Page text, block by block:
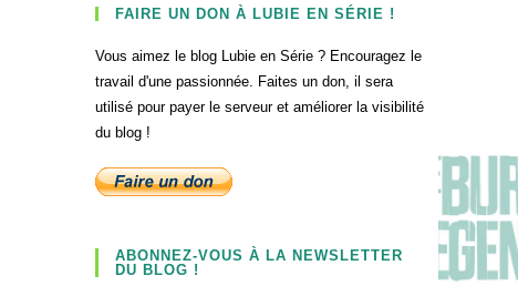
FAIRE UN DON À LUBIE EN SÉRIE !
Vous aimez le blog Lubie en Série ? Encouragez le
travail d'une passionnée. Faites un don, il sera
utilisé pour payer le serveur et améliorer la visibilité
du blog !
ABONNEZ-VOUS À LA NEWSLETTER
DU BLOG !